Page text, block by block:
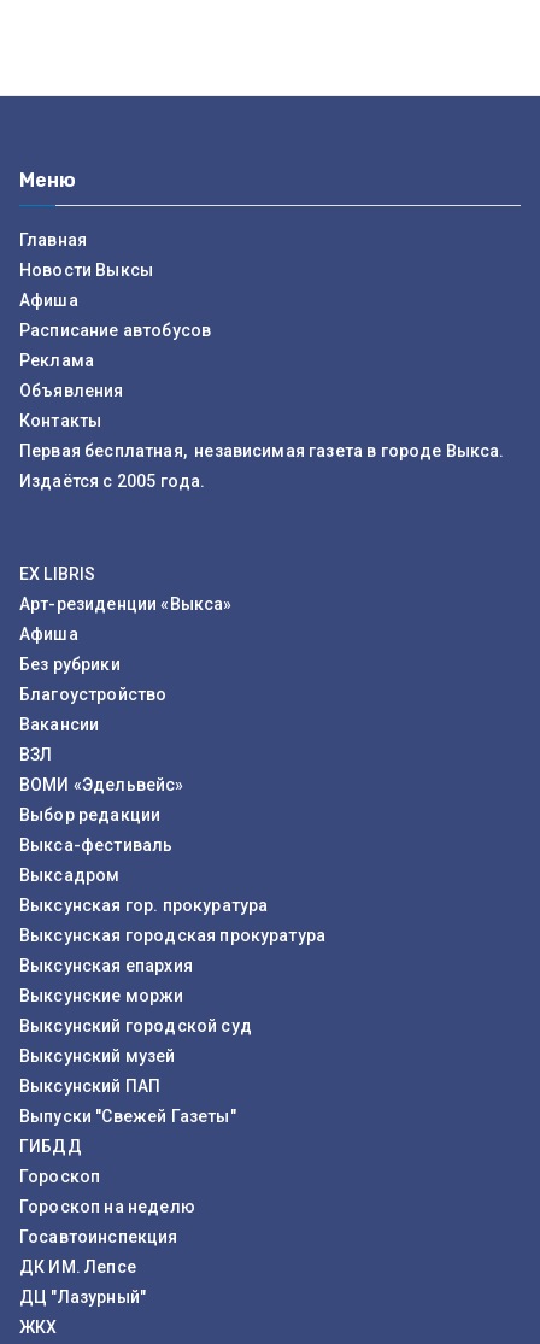
Меню
Главная
Новости Выксы
Афиша
Расписание автобусов
Реклама
Объявления
Контакты
Первая бесплатная, независимая газета в городе Выкса.
Издаётся с 2005 года.
EX LIBRIS
Арт-резиденции «Выкса»
Афиша
Без рубрики
Благоустройство
Вакансии
ВЗЛ
ВОМИ «Эдельвейс»
Выбор редакции
Выкса-фестиваль
Выксадром
Выксунская гор. прокуратура
Выксунская городская прокуратура
Выксунская епархия
Выксунские моржи
Выксунский городской суд
Выксунский музей
Выксунский ПАП
Выпуски "Свежей Газеты"
ГИБДД
Гороскоп
Гороскоп на неделю
Госавтоинспекция
ДК ИМ. Лепсе
ДЦ "Лазурный"
ЖКХ